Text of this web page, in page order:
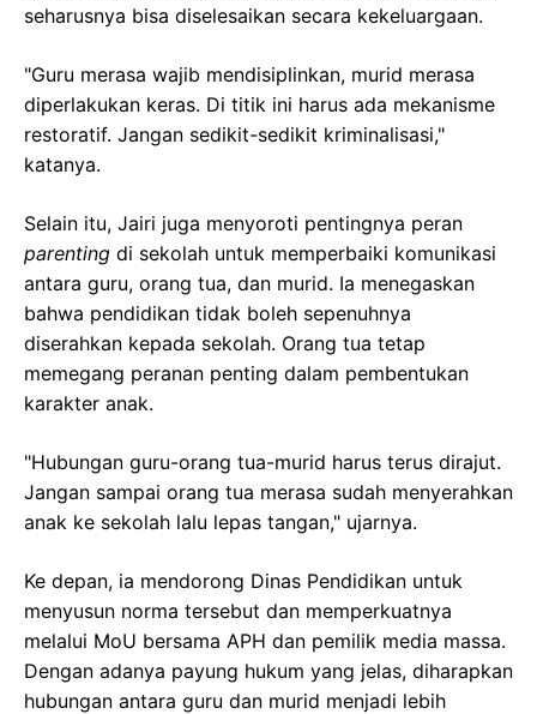
seharusnya bisa diselesaikan secara kekeluargaan.
"Guru merasa wajib mendisiplinkan, murid merasa
diperlakukan keras. Di titik ini harus ada mekanisme
restoratif. Jangan sedikit-sedikit kriminalisasi,"
katanya.
Selain itu, Jairi juga menyoroti pentingnya peran
parenting di sekolah untuk memperbaiki komunikasi
antara guru, orang tua, dan murid. Ia menegaskan
bahwa pendidikan tidak boleh sepenuhnya
diserahkan kepada sekolah. Orang tua tetap
memegang peranan penting dalam pembentukan
karakter anak.
"Hubungan guru-orang tua-murid harus terus dirajut.
Jangan sampai orang tua merasa sudah menyerahkan
anak ke sekolah lalu lepas tangan," ujarnya.
Ke depan, ia mendorong Dinas Pendidikan untuk
menyusun norma tersebut dan memperkuatnya
melalui MoU bersama APH dan pemilik media massa.
Dengan adanya payung hukum yang jelas, diharapkan
hubungan antara guru dan murid menjadi lebih